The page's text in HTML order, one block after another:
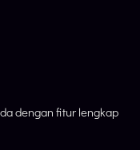
dengan fitur lengkap